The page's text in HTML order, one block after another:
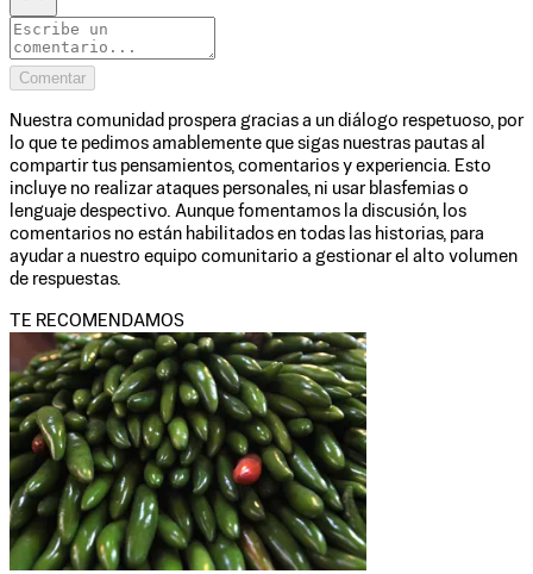
Comentar
Nuestra comunidad prospera gracias a un diálogo respetuoso, por
lo que te pedimos amablemente que sigas nuestras pautas al
compartir tus pensamientos, comentarios y experiencia. Esto
incluye no realizar ataques personales, ni usar blasfemias o
lenguaje despectivo. Aunque fomentamos la discusión, los
comentarios no están habilitados en todas las historias, para
ayudar a nuestro equipo comunitario a gestionar el alto volumen
de respuestas.
TE RECOMENDAMOS